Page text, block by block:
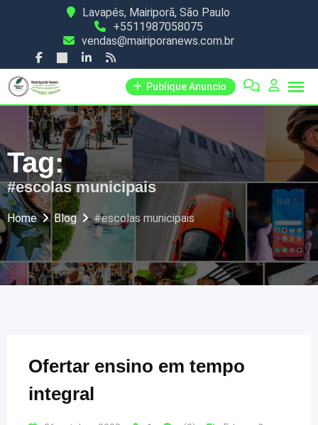
content
Lavapés, Mairiporã, São Paulo
+5511987058075
vendas@mairiporanews.com.br
Publique Anuncio
Tag:
#escolas municipais
Home Blog #escolas municipais
Ofertar ensino em tempo
integral